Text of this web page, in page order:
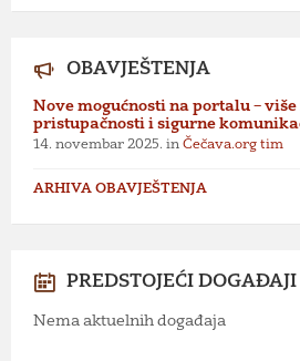
OBAVJEŠTENJA
Nove mogućnosti na portalu –
pristupačnosti i sigurne
14. novembar 2025. in Čečava.org tim
ARHIVA OBAVJEŠTENJA
PREDSTOJEĆI DOGAĐAJI
Nema aktuelnih događaja